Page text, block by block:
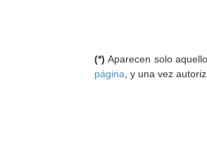
(*) Aparecen solo
página , y una vez